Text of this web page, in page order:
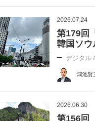
2026.07.24
第179回
韓国ソウ
デジタル
鴻池賢
2026.06.30
第156回